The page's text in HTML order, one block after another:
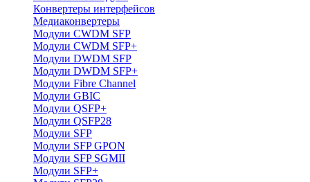
Конвертеры интерфейсов
Медиаконвертеры
Модули CWDM SFP
Модули CWDM SFP+
Модули DWDM SFP
Модули DWDM SFP+
Модули Fibre Channel
Модули GBIC
Модули QSFP+
Модули QSFP28
Модули SFP
Модули SFP GPON
Модули SFP SGMII
Модули SFP+